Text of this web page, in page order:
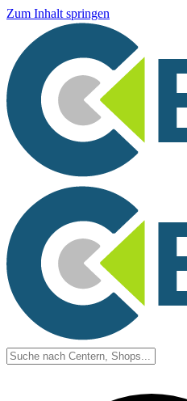
Zum Inhalt springen